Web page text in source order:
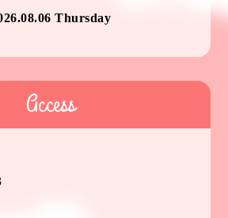
Thursday
Access